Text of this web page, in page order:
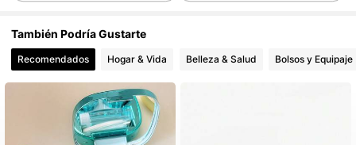
4.88 3.6K Seguidores
4.88 3.6K Seguidores
También Podría Gustarte
Recomendados Hogar & Vida Belleza & Salud Bolsos y Equipaje